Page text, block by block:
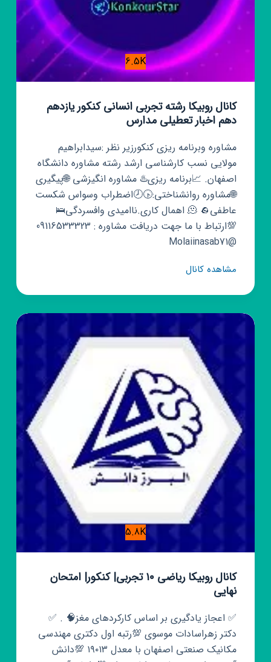
6.5K
کانال روبیکا رشته تجربی انسانی کنکور یازدهم
دهم اخبار تعطیلی مدارس
مشاوره وبرنامه ریزی کنکورزیر نظر :سیدابراهیم
مولایی نسب کارشناسی ارشد رشته مشاوره دانشگاه
اصفهان. 📈برنامه ریزی♨️ مشاوره انگیزشی 🌐پیگیری
🌐مشاوره روانشناختی:🕟🕗اضطراب وسواس شکست
عاطفی🫠 🪨 اهمال کاری.ناامیدی وافسردگی🛌
💯ارتباط با ما جهت دریافت مشاوره : 09116533323
@Molaiinasab71
مشاهده کانالکانال
رشته
تجربی
انسانی
کنکور
یازدهم
اخبار
تعطیلی
مدارس
5.8K
کانال روبیکا ریاضی ۱۰ تجربی| کنکور| امتحان
نهایی
✅ اعجاز یادگیری بر اساس کارکردهای مغز🧠 . ✅
دکتر زهراسادات موسوی 💯رتبه اول دکتری مهندسی
مکانیک صنعتی اصفهان با معدل ۱۹۰۱۳ 💯دانش